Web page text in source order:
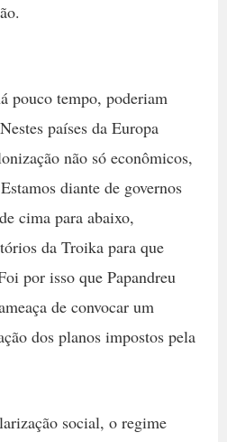
pouco tempo, poderiam
países da Europa
não só econômicos,
diante de governos
cima para abaixo,
da Troika para que
por isso que Papandreu
de convocar um
dos planos impostos pela
social, o regime